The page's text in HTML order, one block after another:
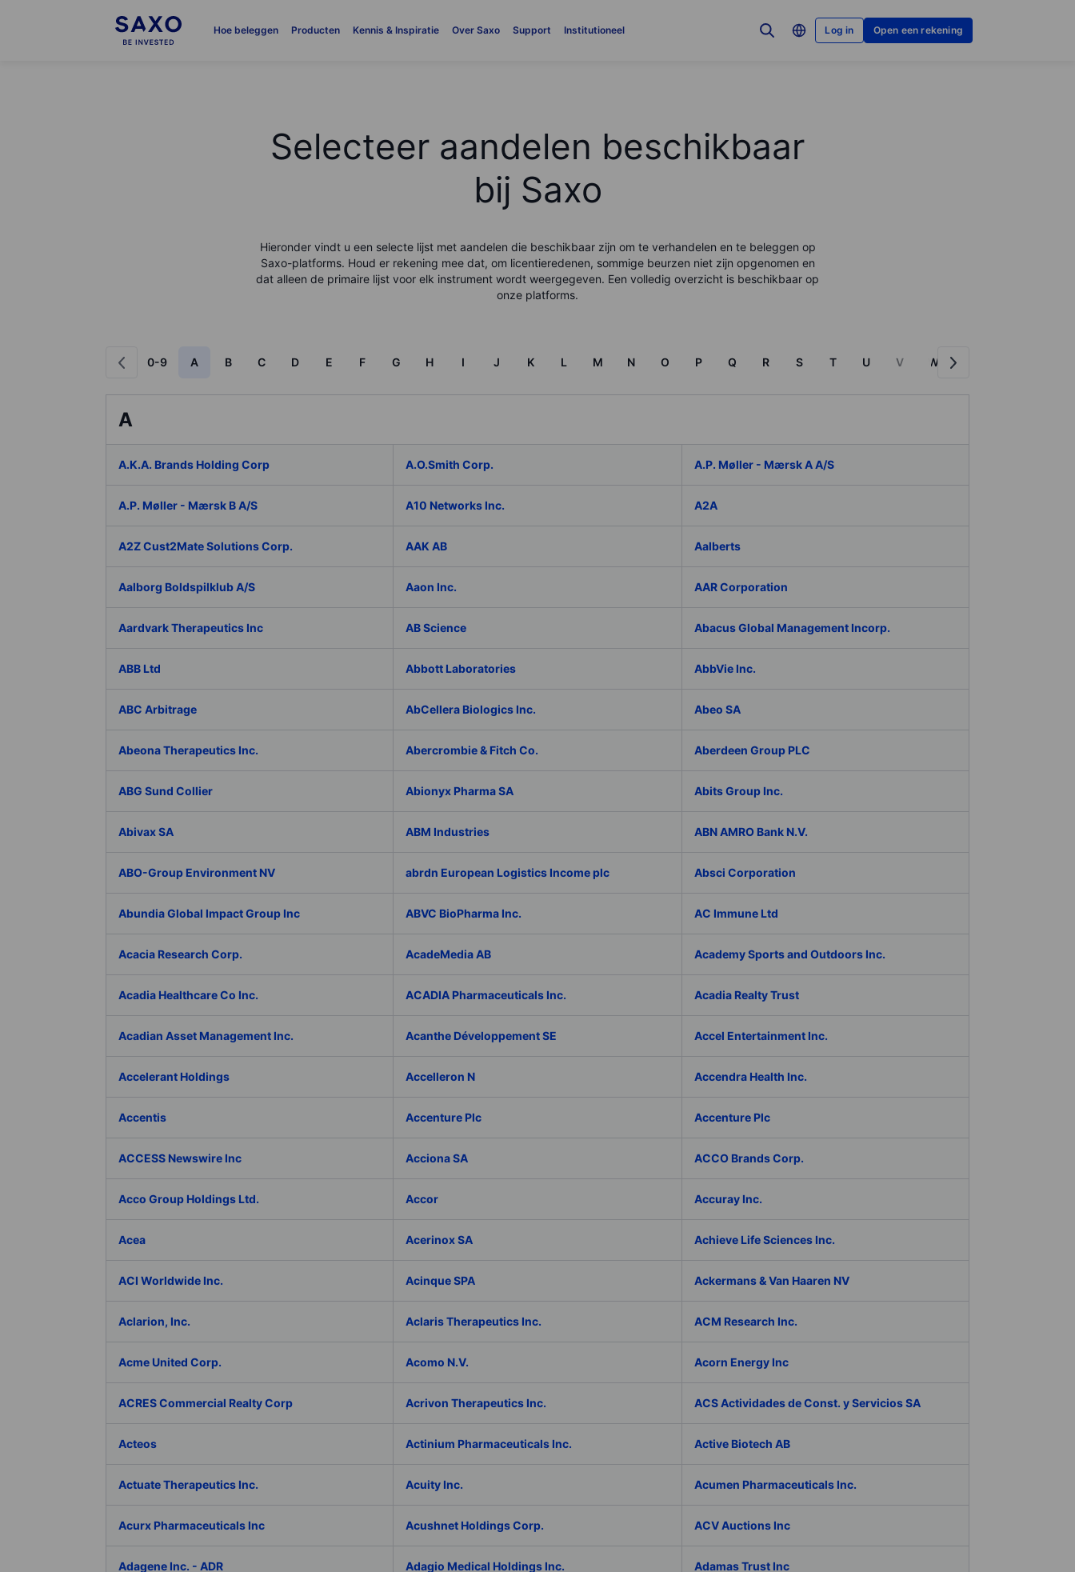
Hoe beleggen Producten Kennis & Inspiratie Over Saxo Support Institutioneel Log in Open een rekening
Selecteer aandelen beschikbaar
bij Saxo
Hieronder vindt u een selecte lijst met aandelen die beschikbaar zijn om te verhandelen en te beleggen op
Saxo-platforms. Houd er rekening mee dat, om licentieredenen, sommige beurzen niet zijn opgenomen en
dat alleen de primaire lijst voor elk instrument wordt weergegeven. Een volledig overzicht is beschikbaar op
onze platforms.
0-9 A B C D E F G H I J K L M N O P Q R S T U V W
A
A.K.A. Brands Holding Corp A.O.Smith Corp. A.P. Møller - Mærsk A A/S
A.P. Møller - Mærsk B A/S A10 Networks Inc. A2A
A2Z Cust2Mate Solutions Corp. AAK AB Aalberts
Aalborg Boldspilklub A/S Aaon Inc. AAR Corporation
Aardvark Therapeutics Inc AB Science Abacus Global Management Incorp.
ABB Ltd Abbott Laboratories AbbVie Inc.
ABC Arbitrage AbCellera Biologics Inc. Abeo SA
Abeona Therapeutics Inc. Abercrombie & Fitch Co. Aberdeen Group PLC
ABG Sund Collier Abionyx Pharma SA Abits Group Inc.
Abivax SA ABM Industries ABN AMRO Bank N.V.
ABO-Group Environment NV abrdn European Logistics Income plc Absci Corporation
Abundia Global Impact Group Inc ABVC BioPharma Inc. AC Immune Ltd
Acacia Research Corp. AcadeMedia AB Academy Sports and Outdoors Inc.
Acadia Healthcare Co Inc. ACADIA Pharmaceuticals Inc. Acadia Realty Trust
Acadian Asset Management Inc. Acanthe Développement SE Accel Entertainment Inc.
Accelerant Holdings Accelleron N Accendra Health Inc.
Accentis Accenture Plc Accenture Plc
ACCESS Newswire Inc Acciona SA ACCO Brands Corp.
Acco Group Holdings Ltd. Accor Accuray Inc.
Acea Acerinox SA Achieve Life Sciences Inc.
ACI Worldwide Inc. Acinque SPA Ackermans & Van Haaren NV
Aclarion, Inc. Aclaris Therapeutics Inc. ACM Research Inc.
Acme United Corp. Acomo N.V. Acorn Energy Inc
ACRES Commercial Realty Corp Acrivon Therapeutics Inc. ACS Actividades de Const. y Servicios SA
Acteos Actinium Pharmaceuticals Inc. Active Biotech AB
Actuate Therapeutics Inc. Acuity Inc. Acumen Pharmaceuticals Inc.
Acurx Pharmaceuticals Inc Acushnet Holdings Corp. ACV Auctions Inc
Adagene Inc. - ADR Adagio Medical Holdings Inc. Adamas Trust Inc